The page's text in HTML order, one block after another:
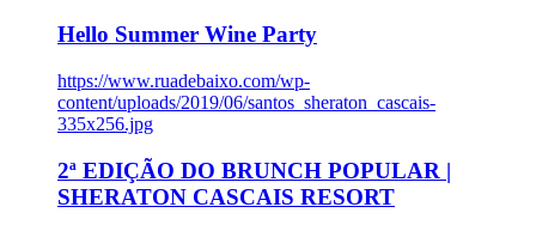
Hello Summer Wine Party
https://www.ruadebaixo.com/wp-
content/uploads/2019/06/santos_sheraton_cascais-
335x256.jpg
2ª EDIÇÃO DO BRUNCH POPULAR |
SHERATON CASCAIS RESORT